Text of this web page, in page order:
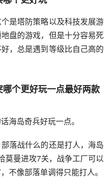
是塔防策略以及科技发展游
盘的游戏，但是十分容易死
，总是遇到等级比自己高的
个更好玩一点最好两款
海岛奇兵好玩一点。
落战什么的还是打人，海岛
莫曼进攻7关，战争工厂可以
不像部落单调得只能打人。